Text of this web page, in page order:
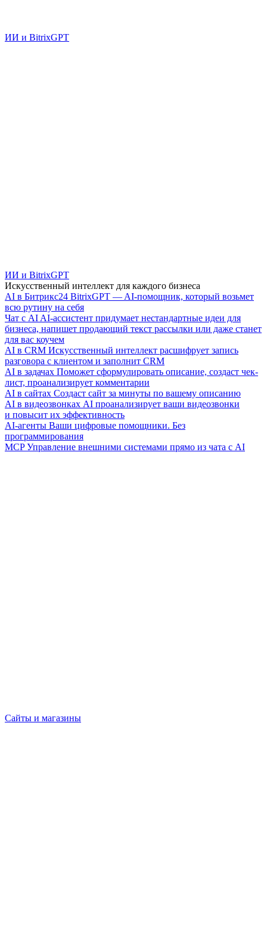
ИИ и BitrixGPT
ИИ и BitrixGPT
Искусственный интеллект для каждого бизнеса
AI в Битрикс24 BitrixGPT — AI-помощник, который возьмет
всю рутину на себя
Чат с AI AI-ассистент придумает нестандартные идеи для
бизнеса, напишет продающий текст рассылки или даже станет
для вас коучем
AI в CRM Искусственный интеллект расшифрует запись
разговора с клиентом и заполнит CRM
AI в задачах Поможет сформулировать описание, создаст чек-
лист, проанализирует комментарии
AI в сайтах Создаст сайт за минуты по вашему описанию
AI в видеозвонках AI проанализирует ваши видеозвонки
и повысит их эффективность
AI-агенты Ваши цифровые помощники. Без
программирования
MCP Управление внешними системами прямо из чата с AI
Сайты и магазины